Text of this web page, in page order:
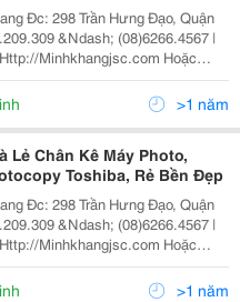
Quận
Quả Cty Cp
Dịch
>1 năm
Lẻ Chân Kê Máy Photo,
Toshiba, Rẻ Bền Đẹp
Quận
Quả Cty Cp
Dịch
>1 năm